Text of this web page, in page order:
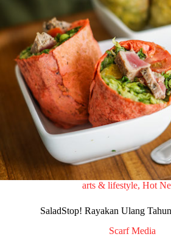
arts & lifestyle,Hot
SaladStop! Rayakan Ulang
Scarf Media